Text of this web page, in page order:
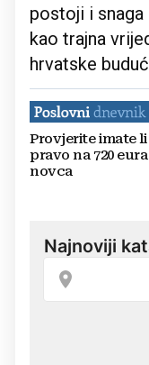
postoji i snaga
kao trajna
hrvatske
Provjerite imate
pravo na 720
novca